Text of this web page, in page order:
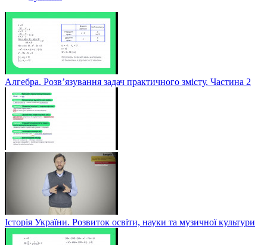
Алгебра. Розв’язування задач практичного змісту. Частина 2
Історія України. Розвиток освіти, науки та музичної культури